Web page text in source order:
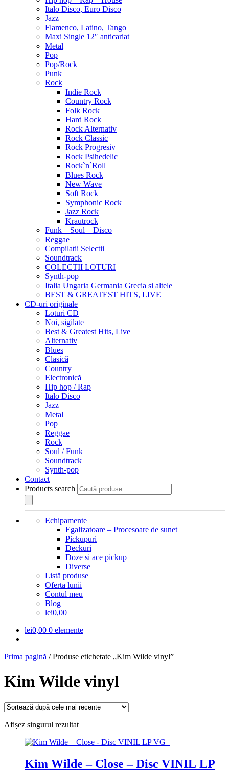
Italo Disco, Euro Disco
Jazz
Flamenco, Latino, Tango
Maxi Single 12″ anticariat
Metal
Pop
Pop/Rock
Punk
Rock
Indie Rock
Country Rock
Folk Rock
Hard Rock
Rock Alternativ
Rock Classic
Rock Progresiv
Rock Psihedelic
Rock`n`Roll
Blues Rock
New Wave
Soft Rock
Symphonic Rock
Jazz Rock
Krautrock
Funk – Soul – Disco
Reggae
Compilatii Selectii
Soundtrack
COLECTII LOTURI
Synth-pop
Italia Ungaria Germania Grecia si altele
BEST & GREATEST HITS, LIVE
CD-uri originale
Loturi CD
Noi, sigilate
Best & Greatest Hits, Live
Alternativ
Blues
Clasică
Country
Electronică
Hip hop / Rap
Italo Disco
Jazz
Metal
Pop
Reggae
Rock
Soul / Funk
Soundtrack
Synth-pop
Contact
Products search
Echipamente
Egalizatoare – Procesoare de sunet
Pickupuri
Deckuri
Doze si ace pickup
Diverse
Listă produse
Oferta lunii
Contul meu
Blog
lei0,00
lei0,00 0 elemente
Prima pagină /Produse etichetate „Kim Wilde vinyl”
Kim Wilde vinyl
Afișez singurul rezultat
Kim Wilde – Close – Disc VINIL LP